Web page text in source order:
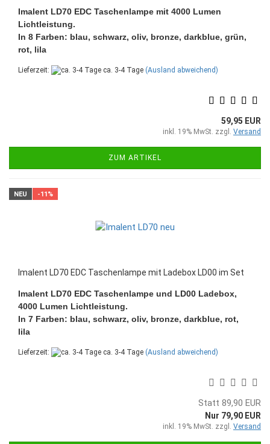
Imalent LD70 EDC Taschenlampe mit 4000 Lumen
Lichtleistung.
In 8 Farben: blau, schwarz, oliv, bronze, darkblue, grün,
rot, lila
Lieferzeit: ca. 3-4 Tage (Ausland abweichend)
59,95 EUR
inkl. 19% MwSt. zzgl. Versand
ZUM ARTIKEL
NEU -11%
Imalent LD70 EDC Taschenlampe mit Ladebox LD00 im Set
Imalent LD70 EDC Taschenlampe und LD00 Ladebox,
4000 Lumen Lichtleistung.
In 7 Farben: blau, schwarz, oliv, bronze, darkblue, rot,
lila
Lieferzeit: ca. 3-4 Tage (Ausland abweichend)
Statt 89,90 EUR
Nur 79,90 EUR
inkl. 19% MwSt. zzgl. Versand